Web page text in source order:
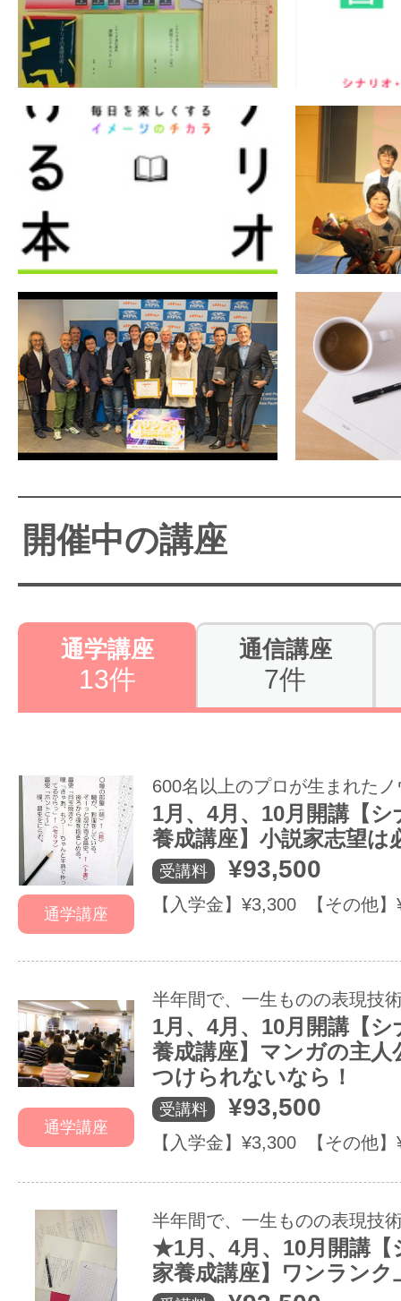
開催中の講座
通学講座
13件
通信講座
7件
通学講座
600名以上のプロが生まれた
1月、4月、10月開講【
養成講座】小説家志望は
受講料 ¥93,500
【入学金】¥3,300 【その他】
通学講座
半年間で、一生ものの表現技
1月、4月、10月開講【
養成講座】マンガの主人
つけられないなら！
受講料 ¥93,500
【入学金】¥3,300 【その他】
半年間で、一生ものの表現技
★1月、4月、10月開講【
家養成講座】ワンランク